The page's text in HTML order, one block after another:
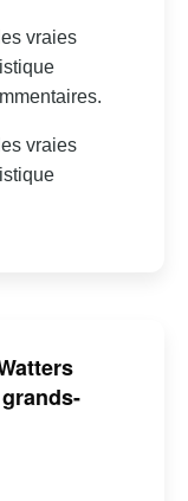
vraies
vraies